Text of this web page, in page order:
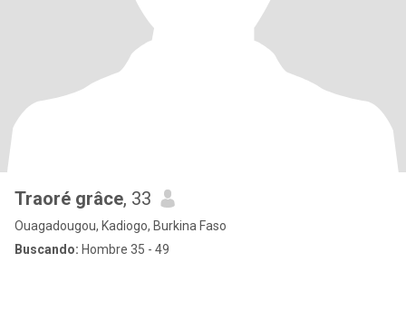
Traoré grâce, 33
Ouagadougou, Kadiogo, Burkina Faso
Buscando: Hombre 35 - 49